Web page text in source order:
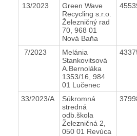
13/2023
Green Wave
Recycling s.r.o.
Železničný rad
70, 968 01
Nová Baňa
7/2023
Melánia
Stankovitsová
A.Bernoláka
1353/16, 984
01 Lučenec
33/2023/A
Súkromná
stredná
odb.škola
Železničná 2,
050 01 Revúca